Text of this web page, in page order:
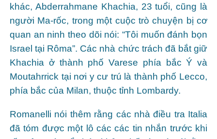
khác, Abderrahmane Khachia, 23 tuổi, cũng là
người Ma-rốc, trong một cuộc trò chuyện bị cơ
quan an ninh theo dõi nói: “Tôi muốn đánh bọn
Israel tại Rôma”. Các nhà chức trách đã bắt giữ
Khachia ở thành phố Varese phía bắc Ý và
Moutahrrick tại nơi y cư trú là thành phố Lecco,
phía bắc của Milan, thuộc tỉnh Lombardy.
Romanelli nói thêm rằng các nhà điều tra Italia
đã tóm được một lô các các tin nhắn trước khi